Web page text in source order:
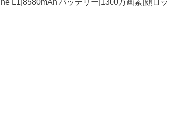
L1|8580mAh バッテリー|1300万画素|顔ロッ